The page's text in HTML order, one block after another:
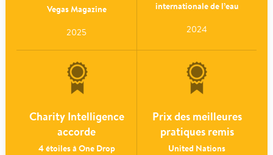
Vegas Magazine
2025
internationale de l’eau
2024
Charity Intelligence
accorde
4 étoiles à One Drop
Prix des meilleures
pratiques remis
United Nations